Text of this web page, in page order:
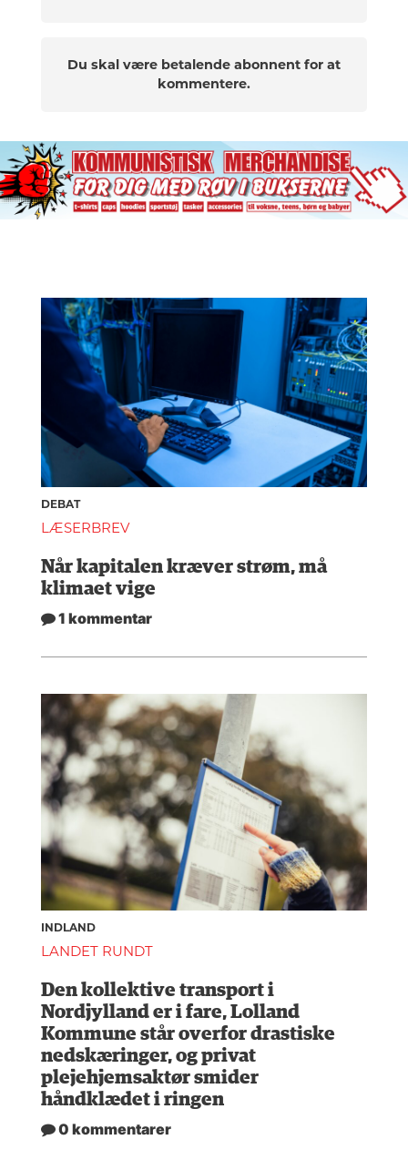
Du skal være betalende abonnent for at
kommentere.
DEBAT
LÆSERBREV
Når kapitalen kræver strøm, må
klimaet vige
1 kommentar
INDLAND
LANDET RUNDT
Den kollektive transport i
Nordjylland er i fare, Lolland
Kommune står overfor drastiske
nedskæringer, og privat
plejehjemsaktør smider
håndklædet i ringen
0 kommentarer